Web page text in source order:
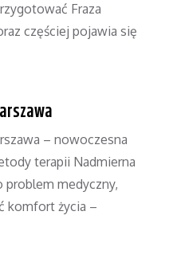
Fraza
częściej pojawia się
– nowoczesna
terapii Nadmierna
medyczny,
komfort życia –